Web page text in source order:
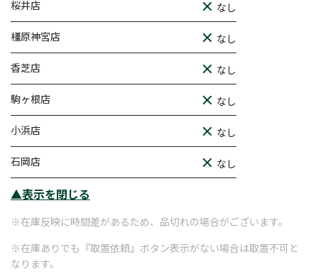
桜井店 なし
橿原神宮店 なし
香芝店 なし
駒ヶ根店 なし
小浜店 なし
石岡店 なし
▲表示を閉じる
※在庫反映に時間差があるため、品切れの場合がございます。
※在庫ありでも『取置依頼』ボタン表示がない場合は取置不可と
なります。